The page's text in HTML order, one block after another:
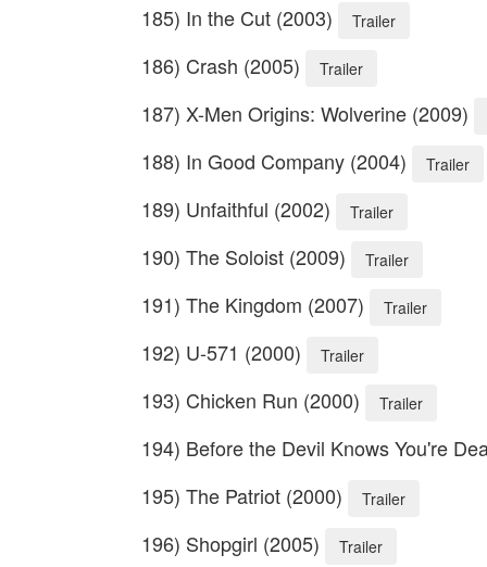
185) In the Cut (2003) Trailer
186) Crash (2005) Trailer
187) X-Men Origins: Wolverine (2009)
188) In Good Company (2004)
Trailer
189) Unfaithful (2002) Trailer
190) The Soloist (2009) Trailer
191) The Kingdom (2007) Trailer
192) U-571 (2000) Trailer
193) Chicken Run (2000) Trailer
194) Before the Devil Knows You're
195) The Patriot (2000)
Trailer
196) Shopgirl (2005) Trailer